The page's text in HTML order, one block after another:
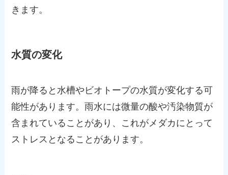
きます。
水質の変化
雨が降ると水槽やビオトープの水質が変化する可
能性があります。雨水には微量の酸や汚染物質が
含まれていることがあり、これがメダカにとって
ストレスとなることがあります。